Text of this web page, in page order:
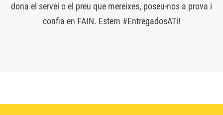
dona el servei o el preu que mereixes, poseu-nos a prova i
confia en FAIN. Estem #EntregadosATi!